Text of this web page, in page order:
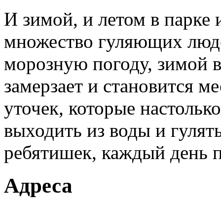
И зимой, и летом в парке
множество гуляющих
морозную погоду, зимой
замерзает и становится
уточек, которые
выходить из воды и
ребятишек, каждый день
Адреса